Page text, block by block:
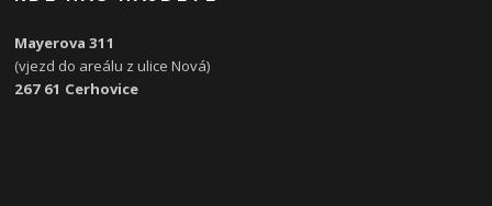
Mayerova 311
(vjezd do areálu z ulice Nová)
267 61 Cerhovice